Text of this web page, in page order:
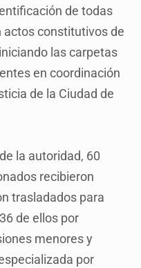
de todas
actos constitutivos de
las carpetas
en coordinación
de la Ciudad de
la autoridad, 60
recibieron
trasladados para
de ellos por
menores y
por